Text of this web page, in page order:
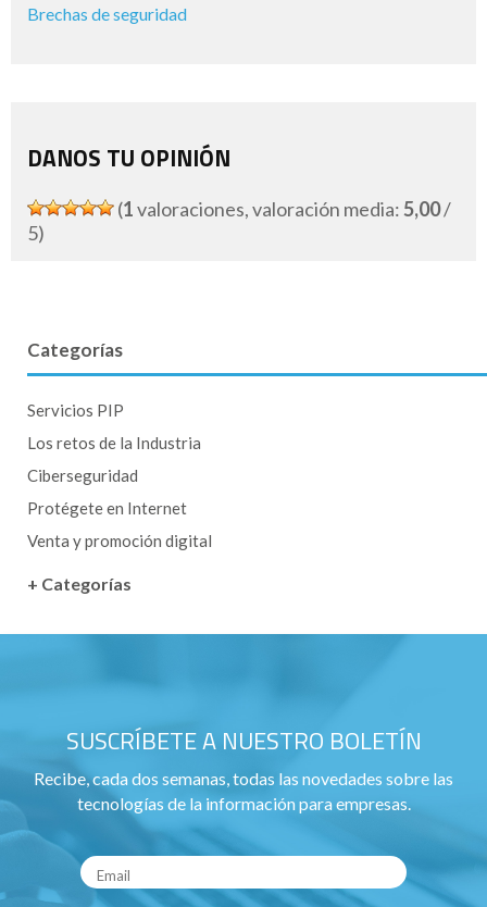
Brechas de seguridad
DANOS TU OPINIÓN
(1valoraciones, valoración media:5,00/
5)
Categorías
Servicios PIP
Los retos de la Industria
Ciberseguridad
Protégete en Internet
Venta y promoción digital
+ Categorías
SUSCRÍBETE A NUESTRO BOLETÍN
Recibe, cada dos semanas, todas las novedades sobre las
tecnologías de la información para empresas.